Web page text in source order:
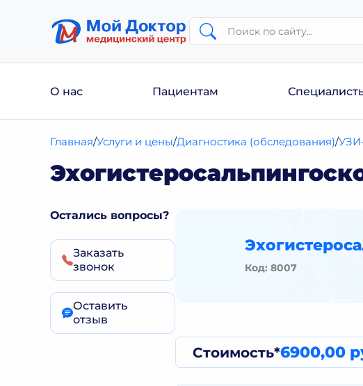
О нас Пациентам
Главная Услуги и цены Диагностика (обследования)
Остались вопросы?
Заказать
звонок
Оставить
отзыв
Код: 8007
Стоимость*6900,00